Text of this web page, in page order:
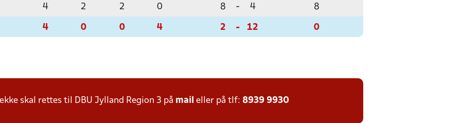
4 2 2 0 8 - 4 8
4 0 0 4 2 - 12 0
skal rettes til DBU Jylland Region 3 på mail eller på tlf: 8939 9930